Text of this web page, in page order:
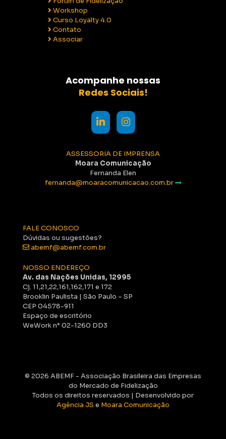
Workshop
Curso Loyalty 4.0
Contato
Associar
Acompanhe nossas
Redes Sociais!
ASSESSORIA DE IMPRENSA
Moara Comunicação
Fernanda Elen
fernanda@moaracomunicacao.com.br
FALE CONOSCO
Dúvidas ou sugestões?
abemf@abemf.com.br
NOSSO ENDEREÇO
Av. das Nações Unidas, 12995
Cj. 11,21,22,161,162,171 e 172
Brooklin Paulista | São Paulo – SP
CEP 04578-911
Espaço de escritório
WeWork n° 02-1260 DD3
© 2026 ABEMF - Associação Brasileira das Empresas
do Mercado de Fidelização
Todos os direitos reservados | Desenvolvido por
Agência JS e Moara Comunicação